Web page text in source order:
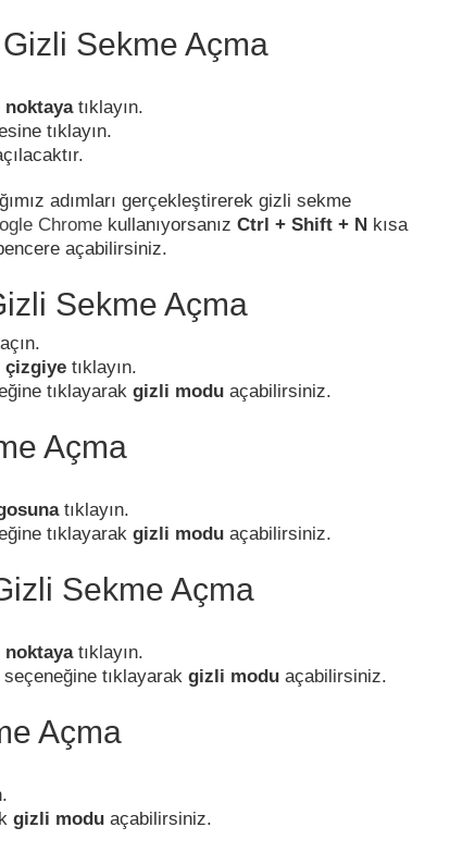
Sekme Açma
noktayatıklayın.
tıklayın.
adımları gerçekleştirerek gizli sekme
Chromekullanıyorsanız Ctrl + Shift + Nkısa
açabilirsiniz.
Sekme Açma
çizgiyetıklayın.
tıklayarak gizli moduaçabilirsiniz.
Açma
tıklayın.
tıklayarak gizli moduaçabilirsiniz.
Sekme Açma
noktayatıklayın.
seçeneğine tıklayarak gizli moduaçabilirsiniz.
Açma
gizli moduaçabilirsiniz.